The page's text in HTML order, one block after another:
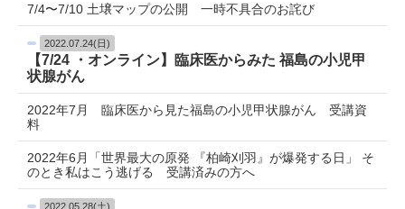
7/4〜7/10 土壌マップの公開 一時不具合のお詫び
2022.07.24(日)
【7/24 ・オンライン】臨床医からみた 福島の小児甲
状腺がん
2022年7月 臨床医から見た福島の小児甲状腺がん 受講資
料
2022年6月「世界最大の原発 『柏崎刈羽』が爆発する日」 そ
のとき私はこう逃げる 受講済みの方へ
2022.05.28(土)